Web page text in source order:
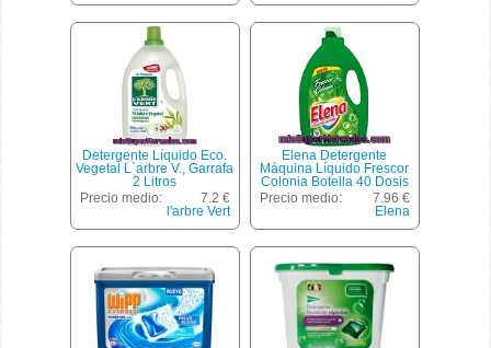
Detergente Líquido Eco.
Vegetal L`arbre V., Garrafa
2 Litros
Precio medio:
7.2 €
l'arbre Vert
Elena Detergente
Máquina Líquido Frescor
Colonia Botella 40 Dosis
Precio medio:
7.96 €
Elena